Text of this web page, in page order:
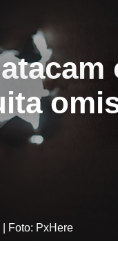
Foto: PxHere